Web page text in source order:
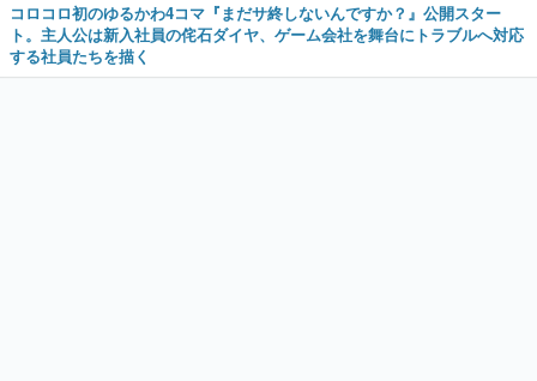
コロコロ初のゆるかわ4コマ『まだサ終しないんですか？』公開スター
ト。主人公は新入社員の侘石ダイヤ、ゲーム会社を舞台にトラブルへ対応
する社員たちを描く